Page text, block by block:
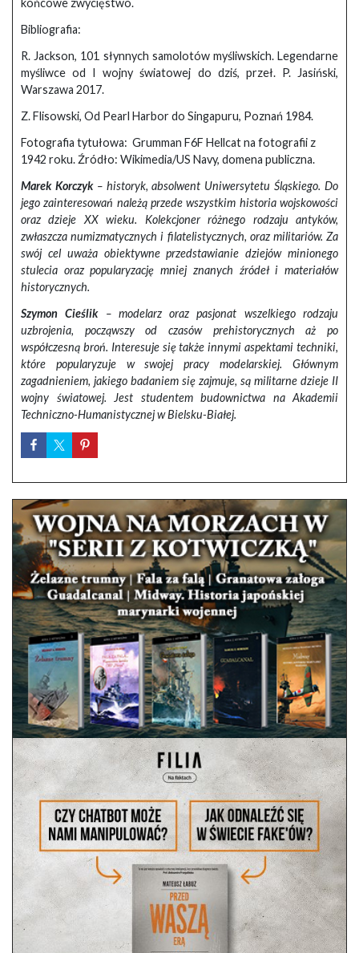
końcowe zwycięstwo.
Bibliografia:
R. Jackson, 101 słynnych samolotów myśliwskich. Legendarne
myśliwce od I wojny światowej do dziś, przeł. P. Jasiński,
Warszawa 2017.
Z. Flisowski, Od Pearl Harbor do Singapuru, Poznań 1984.
Fotografia tytułowa: Grumman F6F Hellcat na fotografii z
1942 roku. Źródło: Wikimedia/US Navy, domena publiczna.
Marek Korczyk– historyk, absolwent Uniwersytetu Śląskiego. Do
jego zainteresowań należą przede wszystkim historia wojskowości
oraz dzieje XX wieku. Kolekcjoner różnego rodzaju antyków,
zwłaszcza numizmatycznych i filatelistycznych, oraz militariów. Za
swój cel uważa obiektywne przedstawianie dziejów minionego
stulecia oraz popularyzację mniej znanych źródeł i materiałów
historycznych.
Szymon Cieślik– modelarz oraz pasjonat wszelkiego rodzaju
uzbrojenia, począwszy od czasów prehistorycznych aż po
współczesną broń. Interesuje się także innymi aspektami techniki,
które popularyzuje w swojej pracy modelarskiej. Głównym
zagadnieniem, jakiego badaniem się zajmuje, są militarne dzieje II
wojny światowej. Jest studentem budownictwa na Akademii
Techniczno-Humanistycznej w Bielsku-Białej.